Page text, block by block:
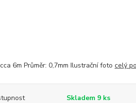
6m Průměr: 0,7mm Ilustrační foto celý
Skladem 9 ks